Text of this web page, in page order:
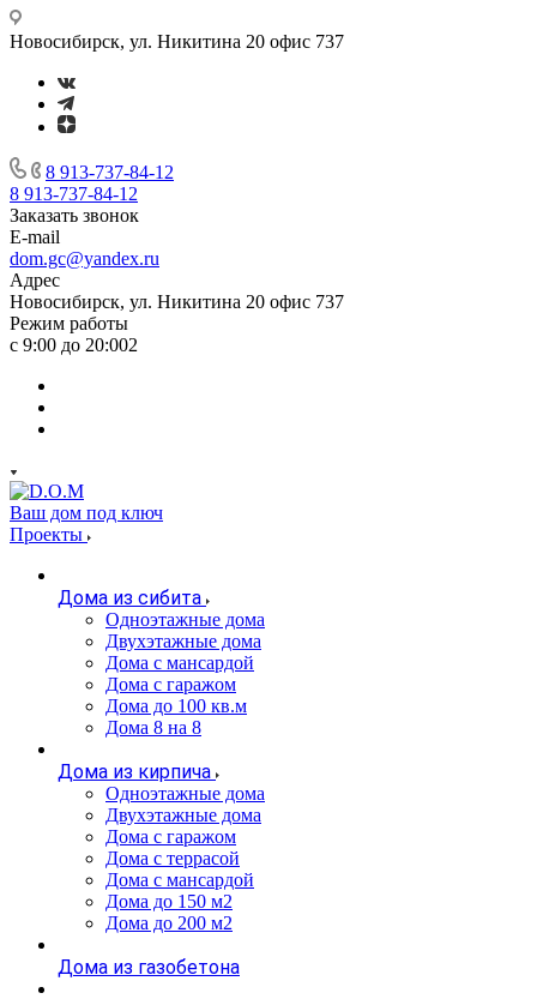
Новосибирск, ул. Никитина 20 офис 737
8 913-737-84-12
8 913-737-84-12
Заказать звонок
E-mail
dom.gc@yandex.ru
Адрес
Новосибирск, ул. Никитина 20 офис 737
Режим работы
с 9:00 до 20:002
Ваш дом под ключ
Проекты
Дома из сибита
Одноэтажные дома
Двухэтажные дома
Дома с мансардой
Дома с гаражом
Дома до 100 кв.м
Дома 8 на 8
Дома из кирпича
Одноэтажные дома
Двухэтажные дома
Дома с гаражом
Дома с террасой
Дома с мансардой
Дома до 150 м2
Дома до 200 м2
Дома из газобетона